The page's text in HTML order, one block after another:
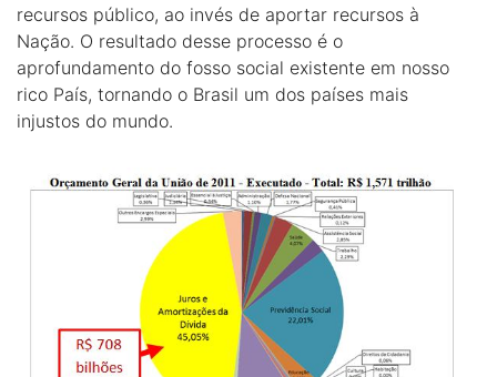
recursos público, ao invés de aportar recursos à
Nação. O resultado desse processo é o
aprofundamento do fosso social existente em nosso
rico País, tornando o Brasil um dos países mais
injustos do mundo.